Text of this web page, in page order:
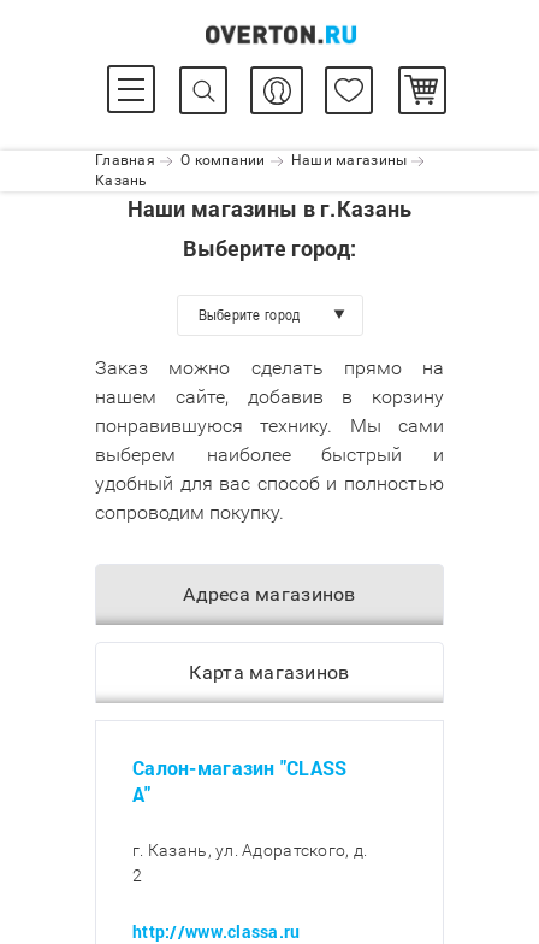
Главная О компании
Наши магазины
Казань
Наши магазины в г.Казань
Выберите город:
Выберите город
Заказ можно сделать прямо на
нашем сайте, добавив в корзину
понравившуюся технику. Мы сами
выберем наиболее быстрый и
удобный для вас способ и полностью
сопроводим покупку.
Адреса магазинов
Карта магазинов
Салон-магазин "CLASS
A"
г. Казань, ул. Адоратского, д.
2
http://www.classa.ru